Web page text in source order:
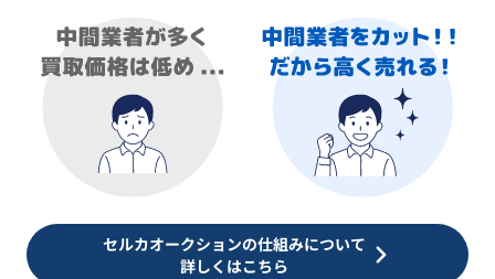
セルカオークションの仕組みについて
詳しくはこちら